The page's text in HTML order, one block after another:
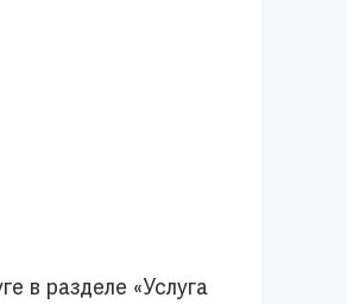
в разделе «Услуга